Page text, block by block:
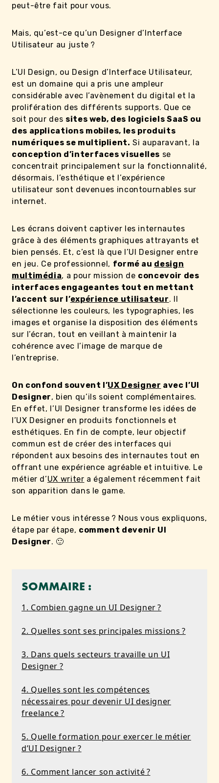
peut-être fait pour vous.
Mais, qu’est-ce qu’un Designer d’Interface
Utilisateur au juste ?
L’UI Design, ou Design d’Interface Utilisateur,
est un domaine qui a pris une ampleur
considérable avec l’avènement du digital et la
prolifération des différents supports. Que ce
soit pour des sites web, des logiciels SaaS ou
des applications mobiles, les produits
numériques se multiplient. Si auparavant, la
conception d’interfaces visuelles se
concentrait principalement sur la fonctionnalité,
désormais, l’esthétique et l’expérience
utilisateur sont devenues incontournables sur
internet.
Les écrans doivent captiver les internautes
grâce à des éléments graphiques attrayants et
bien pensés. Et, c’est là que l’UI Designer entre
en jeu. Ce professionnel, formé au design
multimédia, a pour mission de concevoir des
interfaces engageantes tout en mettant
l’accent sur l’expérience utilisateur. Il
sélectionne les couleurs, les typographies, les
images et organise la disposition des éléments
sur l’écran, tout en veillant à maintenir la
cohérence avec l’image de marque de
l’entreprise.
On confond souvent l’UX Designer avec l’UI
Designer, bien qu’ils soient complémentaires.
En effet, l’UI Designer transforme les idées de
l’UX Designer en produits fonctionnels et
esthétiques. En fin de compte, leur objectif
commun est de créer des interfaces qui
répondent aux besoins des internautes tout en
offrant une expérience agréable et intuitive. Le
métier d’UX writer a également récemment fait
son apparition dans le game.
Le métier vous intéresse ? Nous vous expliquons,
étape par étape, comment devenir UI
Designer. 🙂
SOMMAIRE :
1. Combien gagne un UI Designer ?
2. Quelles sont ses principales missions ?
3. Dans quels secteurs travaille un UI
Designer ?
4. Quelles sont les compétences
nécessaires pour devenir UI designer
freelance ?
5. Quelle formation pour exercer le métier
d’UI Designer ?
6. Comment lancer son activité ?